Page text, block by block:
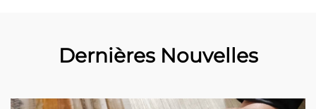
Dernières Nouvelles